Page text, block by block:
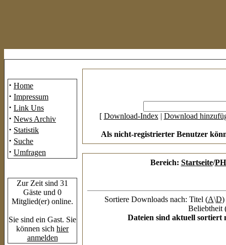
· Home
· Impressum
· Link Uns
· News Archiv
· Statistik
· Suche
· Umfragen
Zur Zeit sind 31
Gäste und 0
Mitglied(er) online.
Sie sind ein Gast. Sie
können sich hier
anmelden
[ Download-Index| Download
Als nicht-registrierter Benutzer
Bereich: Startseite/
Sortiere Downloads nach: Titel (A\D)
Beliebtheit
Dateien sind aktuell sortiert